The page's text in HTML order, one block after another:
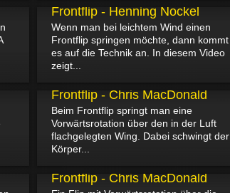
Frontflip - Henning Nockel
Wenn man bei leichtem Wind einen
Frontflip springen möchte, dann kommt
es auf die Technik an. In diesem Video
zeigt...
Frontflip - Chris MacDonald
Beim Frontflip springt man eine
Vorwärtsrotation über den in der Luft
flachgelegten Wing. Dabei schwingt der
Körper...
Frontflip - Chris MacDonald